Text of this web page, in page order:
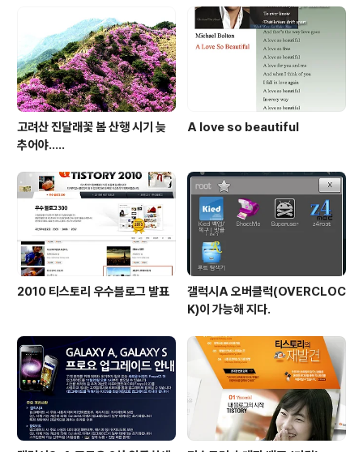
고려산 진달래꽃 봄 산행 시기 늦
추어야.....
A love so beautiful
2010 티스토리 우수블로그 발표
갤럭시A 오버클럭(OVERCLOC
K)이 가능해 지다.